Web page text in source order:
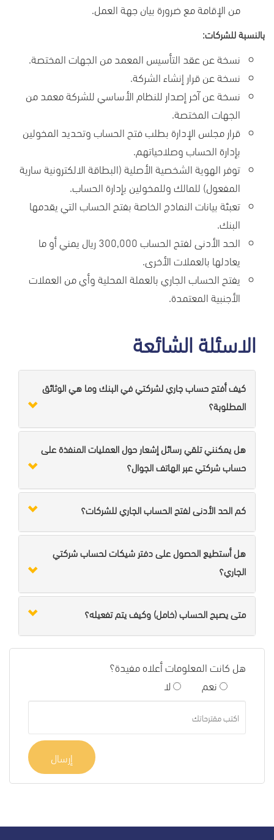
من الإقامة مع ضرورة بيان جهة العمل.
بالنسبة للشركات:
نسخة عن عقد التأسيس المعمد من الجهات المختصة.
نسخة عن قرار إنشاء الشركة.
نسخة عن آخر إصدار للنظام الأساسي للشركة معمد من
الجهات المختصة.
قرار مجلس الإدارة بطلب فتح الحساب وتحديد المخولين
بإدارة الحساب وصلاحياتهم.
توفر الهوية الشخصية الأصلية (البطاقة الالكترونية سارية
المفعول) للمالك وللمخولين بإدارة الحساب.
تعبئة بيانات النماذج الخاصة بفتح الحساب التي يقدمها
البنك.
الحد الأدنى لفتح الحساب 300,000 ريال يمني أو ما
يعادلها بالعملات الأخرى.
يفتح الحساب الجاري بالعملة المحلية وأي من العملات
الأجنبية المعتمدة.
الاسئلة الشائعة
كيف أفتح حساب جاري لشركتي في البنك وما هي الوثائق
المطلوبة؟
هل يمكنني تلقي رسائل إشعار حول العمليات المنفذة على
حساب شركتي عبر الهاتف الجوال؟
كم الحد الأدنى لفتح الحساب الجاري للشركات؟
هل أستطيع الحصول على دفتر شيكات لحساب شركتي
الجاري؟
متى يصبح الحساب (خامل) وكيف يتم تفعيله؟
هل كانت المعلومات أعلاه مفيدة؟
نعم
لا
إرسال